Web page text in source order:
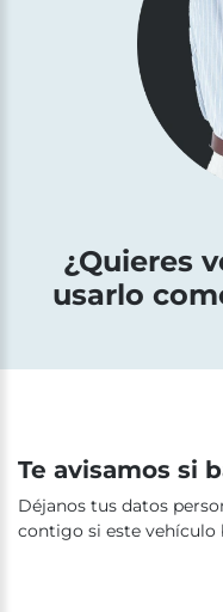
¿Quieres
usarlo
Te avisamos si
Déjanos tus datos
contigo si este vehículo